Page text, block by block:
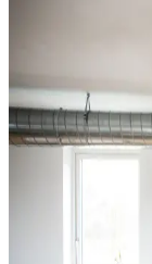
Valg af
budget og dine
og Duka One er
boliger og
anlæg fra
kanaler og er
rådgivere og
til din situation.
professionel